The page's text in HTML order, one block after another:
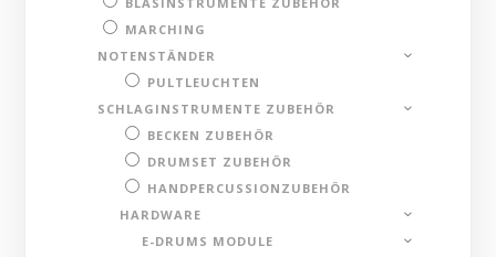
MARCHING
NOTENSTÄNDER
PULTLEUCHTEN
SCHLAGINSTRUMENTE ZUBEHÖR
BECKEN ZUBEHÖR
DRUMSET ZUBEHÖR
HANDPERCUSSIONZUBEHÖR
HARDWARE
E-DRUMS MODULE